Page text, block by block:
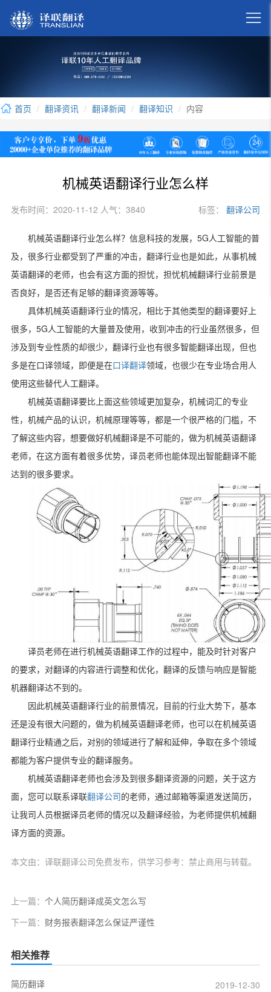

首页 翻译资讯 翻译新闻 翻译知识 内容
机械英语翻译行业怎么样
发布时间：2020-11-12 人气：3840 标签： 翻译公司
机械英语翻译行业怎么样？信息科技的发展， 5G人工智能的普
及，很多行业都受到了严重的冲击，翻译行业也是如此，从事机械
英语翻译的老师，也会有这方面的担忧，担忧机械翻译行业前景是
否良好，是否还有足够的翻译资源等等。
具体机械英语翻译行业的情况，相比于其他类型的翻译要好上
很多， 5G人工智能的大量普及使用，收到冲击的行业虽然很多，但
涉及到专业性质的却很少，翻译行业也有很多智能翻译出现，但也
多是在口译领域，即便是在口译翻译领域，也很少在专业场合用人
使用这些替代人工翻译。
机械英语翻译要比上面这些领域更加复杂，机械词汇的专业
性，机械产品的认识，机械原理等等，都是一个很严格的门槛，不
了解这些内容，想要做好机械翻译是不可能的，做为机械英语翻译
老师，在这方面有着很多优势，译员老师也能体现出智能翻译不能
达到的很多要求。
译员老师在进行机械英语翻译工作的过程中，能及时针对客户
的要求，对翻译的内容进行调整和优化，翻译的反馈与响应是智能
机器翻译达不到的。
因此机械英语翻译行业的前景情况，目前的行业大势下，基本
还是没有很大问题的，做为机械英语翻译老师，也可以在机械英语
翻译行业精通之后，对别的领域进行了解和延伸，争取在多个领域
都能为客户提供专业的翻译服务。
机械英语翻译老师也会涉及到很多翻译资源的问题，关于这方
面，您可以联系译联翻译公司 的老师，通过邮箱等渠道发送简历，
让我司人员根据译员老师的情况以及翻译经验，为老师提供机械翻
译方面的资源。
本文由：译联翻译公司免费发布，供学习参考：禁止商用与转载。
上一篇： 个人简历翻译成英文怎么写
下一篇： 财务报表翻译怎么保证严谨性
相关推荐
简历翻译
2019-12-30